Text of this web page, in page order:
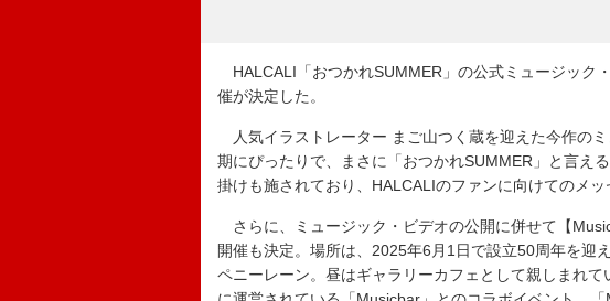
HALCALI「おつかれSUMMER」の公式ミュージック
催が決定した。
人気イラストレーター まご山つく蔵を迎えた今作の
期にぴったりで、まさに「おつかれSUMMER」と言え
掛けも施されており、HALCALIのファンに向けてのメッ
さらに、ミュージック・ビデオの公開に併せて【
開催も決定。場所は、2025年6月1日で設立50周年を迎
ペニーレーン。昼はギャラリーカフェとして親しまれ